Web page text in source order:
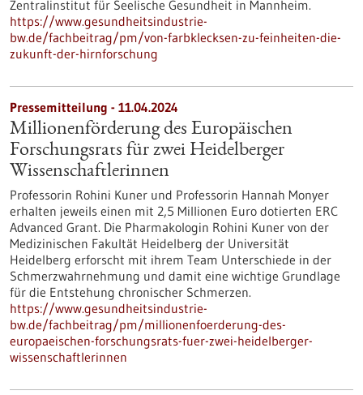
Zentralinstitut für Seelische Gesundheit in Mannheim.
https://www.gesundheitsindustrie-
bw.de/fachbeitrag/pm/von-farbklecksen-zu-feinheiten-die-
zukunft-der-hirnforschung
Pressemitteilung - 11.04.2024
Millionenförderung des Europäischen
Forschungsrats für zwei Heidelberger
Wissenschaftlerinnen
Professorin Rohini Kuner und Professorin Hannah Monyer
erhalten jeweils einen mit 2,5 Millionen Euro dotierten ERC
Advanced Grant. Die Pharmakologin Rohini Kuner von der
Medizinischen Fakultät Heidelberg der Universität
Heidelberg erforscht mit ihrem Team Unterschiede in der
Schmerzwahrnehmung und damit eine wichtige Grundlage
für die Entstehung chronischer Schmerzen.
https://www.gesundheitsindustrie-
bw.de/fachbeitrag/pm/millionenfoerderung-des-
europaeischen-forschungsrats-fuer-zwei-heidelberger-
wissenschaftlerinnen